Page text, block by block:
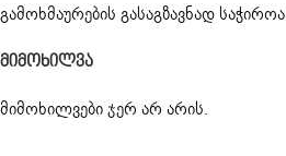
Მიმოხილვა
მიმოხილვები ჯერ არ არის.
გამოხმაურების გასაგზავნად საჭიროა